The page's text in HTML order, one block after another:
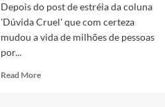
Depois do post de estréia da coluna
'Dúvida Cruel' que com certeza
mudou a vida de milhões de pessoas
por...
Read More